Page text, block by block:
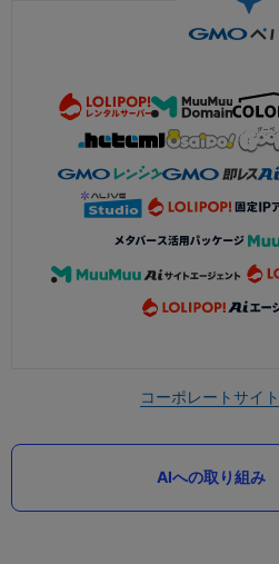
コーポレートサイト
AIへの取り組み